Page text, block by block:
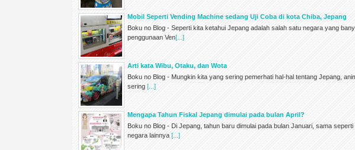
Mobil Seperti Vending Machine sedang Uji Coba di kota Chiba, Jepang
Boku no Blog - Seperti kita ketahui Jepang adalah salah satu negara yang
penggunaan Ven[...]
Arti kata Wibu, Otaku, dan Wota
Boku no Blog - Mungkin kita yang sering pemerhati hal-hal tentang Jepang,
sering[...]
Mengapa Tahun Fiskal Jepang dimulai pada bulan April?
Boku no Blog - Di Jepang, tahun baru dimulai pada bulan Januari, sama
negara lainnya[...]